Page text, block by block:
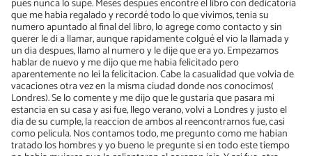
pues nunca lo supe. Meses despues encontre el libro con dedicatoria
que me habia regalado y recordé todo lo que vivimos, tenia su
numero apuntado al final del libro, lo agrege como contacto y sin
querer le di a llamar, aunque rapidamente colgué el vio la llamada y
un dia despues, llamo al numero y le dije que era yo. Empezamos
hablar de nuevo y me dijo que me habia felicitado pero
aparentemente no lei la felicitacion. Cabe la casualidad que volvia de
vacaciones otra vez en la misma ciudad donde nos conocimos(
Londres). Se lo comente y me dijo que le gustaria que pasara mi
estancia en su casa y asi fue, llego verano, volvi a Londres y justo el
dia de su cumple, la reaccion de ambos al reencontrarnos fue, casi
como pelicula. Nos contamos todo, me pregunto como me habian
tratado los hombres y yo bueno le pregunte si en todo este tiempo